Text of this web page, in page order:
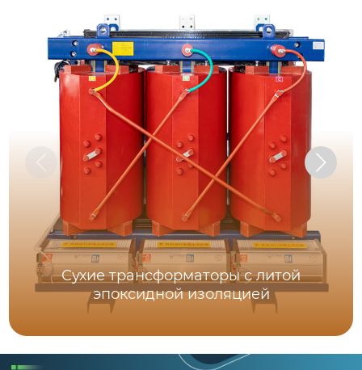
Сухие трансформаторы с литой
эпоксидной изоляцией